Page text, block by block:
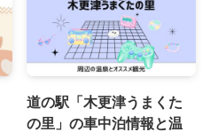
道の駅「木更津うまくた
の里」の車中泊情報と温